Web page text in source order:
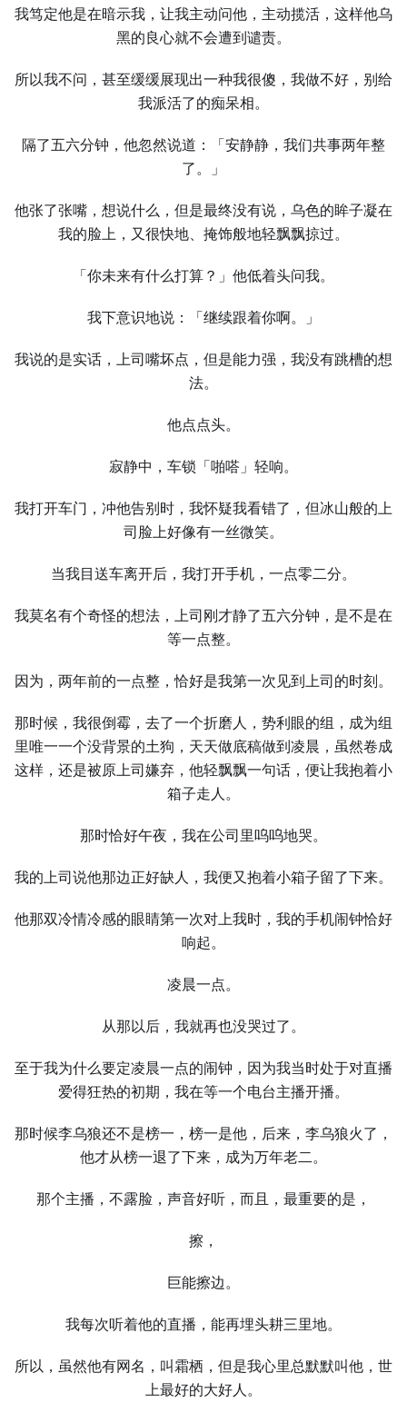
我笃定他是在暗示我，让我主动问他，主动揽活，这样他乌
黑的良心就不会遭到谴责。
所以我不问，甚至缓缓展现出⼀种我很傻，我做不好，别给
我派活了的痴呆相。
隔了五六分钟，他忽然说道：「安静静，我们共事两年整
了。」
他张了张嘴，想说什么，但是最终没有说，乌色的眸子凝在
我的脸上，又很快地、掩饰般地轻飘飘掠过。
「你未来有什么打算？」他低着头问我。
我下意识地说：「继续跟着你啊。」
我说的是实话，上司嘴坏点，但是能力强，我没有跳槽的想
法。
他点点头。
寂静中，车锁「啪嗒」轻响。
我打开车门，冲他告别时，我怀疑我看错了，但冰山般的上
司脸上好像有⼀丝微笑。
当我目送车离开后，我打开手机，⼀点零二分。
我莫名有个奇怪的想法，上司刚才静了五六分钟，是不是在
等⼀点整。
因为，两年前的⼀点整，恰好是我第⼀次见到上司的时刻。
那时候，我很倒霉，去了⼀个折磨⼈，势利眼的组，成为组
里唯⼀⼀个没背景的土狗，天天做底稿做到凌晨，虽然卷成
这样，还是被原上司嫌弃，他轻飘飘⼀句话，便让我抱着小
箱子走⼈。
那时恰好午夜，我在公司里呜呜地哭。
我的上司说他那边正好缺⼈，我便又抱着小箱子留了下来。
他那双冷情冷感的眼睛第⼀次对上我时，我的手机闹钟恰好
响起。
凌晨⼀点。
从那以后，我就再也没哭过了。
至于我为什么要定凌晨⼀点的闹钟，因为我当时处于对直播
爱得狂热的初期，我在等⼀个电台主播开播。
那时候李乌狼还不是榜⼀，榜⼀是他，后来，李乌狼火了，
他才从榜⼀退了下来，成为万年老二。
那个主播，不露脸，声音好听，而且，最重要的是，
擦，
巨能擦边。
我每次听着他的直播，能再埋头耕三里地。
所以，虽然他有网名，叫霜栖，但是我心里总默默叫他，世
上最好的⼤好⼈。